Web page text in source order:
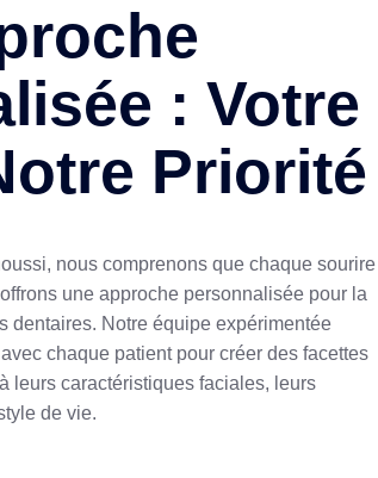
: Votre
Priorité
nous comprenons que chaque sourire
une approche personnalisée pour la
dentaires. Notre équipe expérimentée
chaque patient pour créer des facettes
leurs caractéristiques faciales, leurs
de vie.